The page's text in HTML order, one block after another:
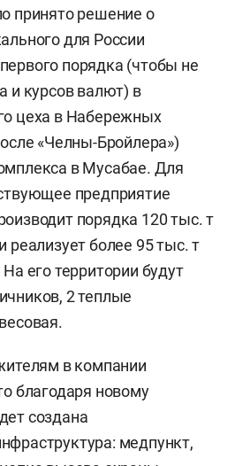
принято решение о
для России
порядка (чтобы не
и курсов валют) в
цеха в Набережных
«Челны-Бройлера»)
в Мусабае. Для
предприятие
порядка 120 тыс. т
реализует более 95 тыс. т
его территории будут
2 теплые
в компании
благодаря новому
создана
медпункт,